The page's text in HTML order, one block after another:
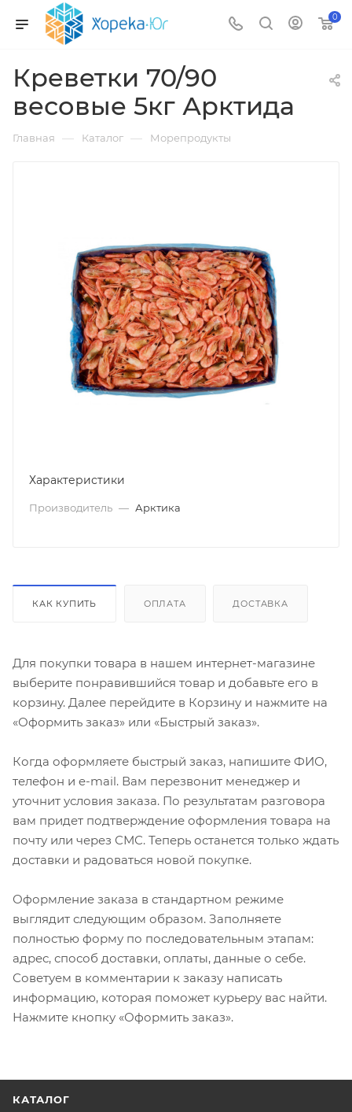
0
Креветки 70/90
весовые 5кг Арктида
Главная — Каталог — Морепродукты
Характеристики
Производитель — Арктика
КАК КУПИТЬ ОПЛАТА ДОСТАВКА
Для покупки товара в нашем интернет-магазине
выберите понравившийся товар и добавьте его в
корзину. Далее перейдите в Корзину и нажмите на
«Оформить заказ» или «Быстрый заказ».
Когда оформляете быстрый заказ, напишите ФИО,
телефон и e-mail. Вам перезвонит менеджер и
уточнит условия заказа. По результатам разговора
вам придет подтверждение оформления товара на
почту или через СМС. Теперь останется только ждать
доставки и радоваться новой покупке.
Оформление заказа в стандартном режиме
выглядит следующим образом. Заполняете
полностью форму по последовательным этапам:
адрес, способ доставки, оплаты, данные о себе.
Советуем в комментарии к заказу написать
информацию, которая поможет курьеру вас найти.
Нажмите кнопку «Оформить заказ».
КАТАЛОГ